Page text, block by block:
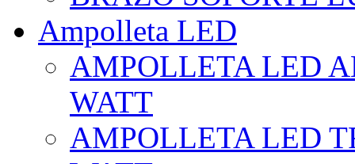
Ampolleta LED
AMPOLLETA LED
WATT
AMPOLLETA LED